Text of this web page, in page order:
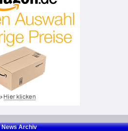
News Archiv